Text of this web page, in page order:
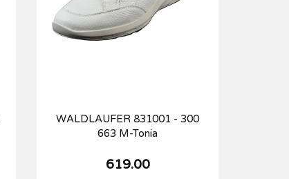
WALDLAUFER 831001 - 300
663 M-Tonia
619.00